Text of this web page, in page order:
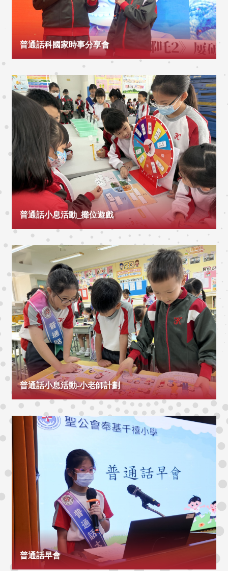
普通話科國家時事分享會
普通話小息活動_攤位遊戲
普通話小息活動-小老師計劃
普通話早會